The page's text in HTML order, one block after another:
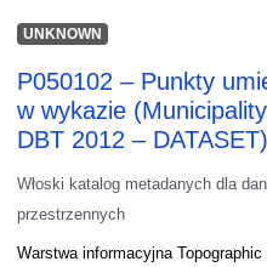
UNKNOWN
P050102 – Punkty
w wykazie
DBT 2012 – DATASET)
Włoski katalog metadanych dla
przestrzennych
Warstwa informacyjna